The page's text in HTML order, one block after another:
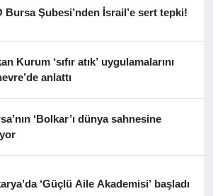
Bursa Şubesi’nden İsrail’e sert tepki!
Kurum ‘sıfır atık’ uygulamalarını
anlattı
‘Bolkar’ı dünya sahnesine
‘Güçlü Aile Akademisi’ başladı